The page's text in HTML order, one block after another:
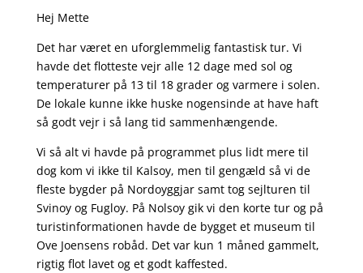
Hej Mette
Det har været en uforglemmelig fantastisk tur. Vi
havde det flotteste vejr alle 12 dage med sol og
temperaturer på 13 til 18 grader og varmere i solen.
De lokale kunne ikke huske nogensinde at have haft
så godt vejr i så lang tid sammenhængende.
Vi så alt vi havde på programmet plus lidt mere til
dog kom vi ikke til Kalsoy, men til gengæld så vi de
fleste bygder på Nordoyggjar samt tog sejlturen til
Svinoy og Fugloy. På Nolsoy gik vi den korte tur og på
turistinformationen havde de bygget et museum til
Ove Joensens robåd. Det var kun 1 måned gammelt,
rigtig flot lavet og et godt kaffested.